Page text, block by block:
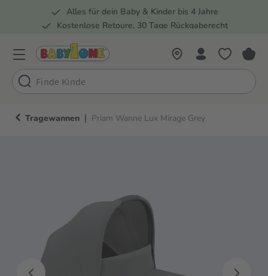
Zur Hauptnavigation springen
Alles für dein Baby & Kinder bis 4 Jahre
Kostenlose Retoure, 30 Tage Rückgaberecht
Tragewannen | Priam Wanne Lux Mirage Grey